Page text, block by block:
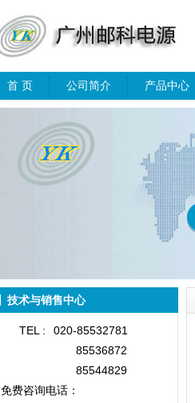
首 页 公司简介 产品中心
技术与销售中心
TEL :
020-85532781
85536872
85544829
免费咨询电话：